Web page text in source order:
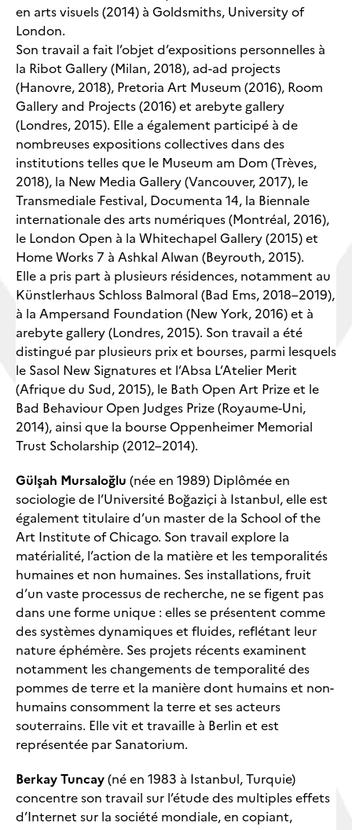
en arts visuels (2014) à Goldsmiths, University of
London.
Son travail a fait l’objet d’expositions personnelles à
la Ribot Gallery (Milan, 2018), ad-ad projects
(Hanovre, 2018), Pretoria Art Museum (2016), Room
Gallery and Projects (2016) et arebyte gallery
(Londres, 2015). Elle a également participé à de
nombreuses expositions collectives dans des
institutions telles que le Museum am Dom (Trèves,
2018), la New Media Gallery (Vancouver, 2017), le
Transmediale Festival, Documenta 14, la Biennale
internationale des arts numériques (Montréal, 2016),
le London Open à la Whitechapel Gallery (2015) et
Home Works 7 à Ashkal Alwan (Beyrouth, 2015).
Elle a pris part à plusieurs résidences, notamment au
Künstlerhaus Schloss Balmoral (Bad Ems, 2018–2019),
à la Ampersand Foundation (New York, 2016) et à
arebyte gallery (Londres, 2015). Son travail a été
distingué par plusieurs prix et bourses, parmi lesquels
le Sasol New Signatures et l’Absa L’Atelier Merit
(Afrique du Sud, 2015), le Bath Open Art Prize et le
Bad Behaviour Open Judges Prize (Royaume-Uni,
2014), ainsi que la bourse Oppenheimer Memorial
Trust Scholarship (2012–2014).
Gülşah Mursaloğlu (née en 1989) Diplômée en
sociologie de l’Université Boğaziçi à Istanbul, elle est
également titulaire d’un master de la School of the
Art Institute of Chicago. Son travail explore la
matérialité, l’action de la matière et les temporalités
humaines et non humaines. Ses installations, fruit
d’un vaste processus de recherche, ne se figent pas
dans une forme unique : elles se présentent comme
des systèmes dynamiques et fluides, reflétant leur
nature éphémère. Ses projets récents examinent
notamment les changements de temporalité des
pommes de terre et la manière dont humains et non-
humains consomment la terre et ses acteurs
souterrains. Elle vit et travaille à Berlin et est
représentée par Sanatorium.
Berkay Tuncay(né en 1983 à Istanbul, Turquie)
concentre son travail sur l’étude des multiples effets
d’Internet sur la société mondiale, en copiant,